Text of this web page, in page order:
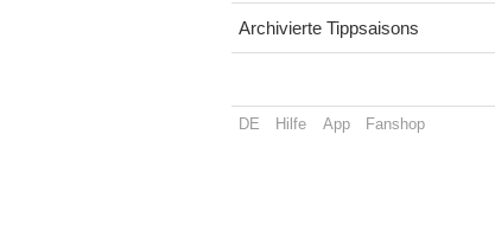
Archivierte Tippsaisons
DE Hilfe App Fanshop